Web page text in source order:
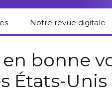
les droits
paysan.nes”
à la justice
les paysan.nes
Stop à
des
pour
Notre revue digitale
pour un autre
développement
Lendemains
solidaires dans les
bonne
États-